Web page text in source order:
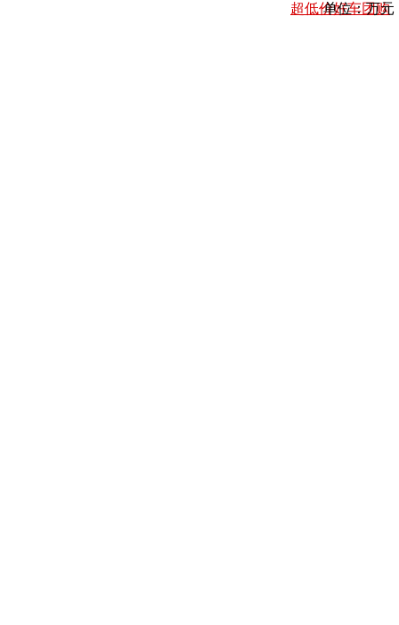
超低价好车团购
单位：万元